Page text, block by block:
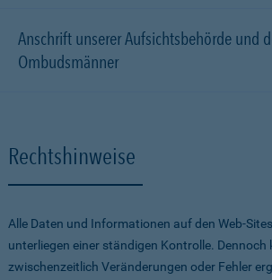
Anschrift unserer Aufsichtsbehörde und
Ombudsmänner
Rechtshinweise
Alle Daten und Informationen auf den Web-
unterliegen einer ständigen Kontrolle. Dennoch
zwischenzeitlich Veränderungen oder Fehler